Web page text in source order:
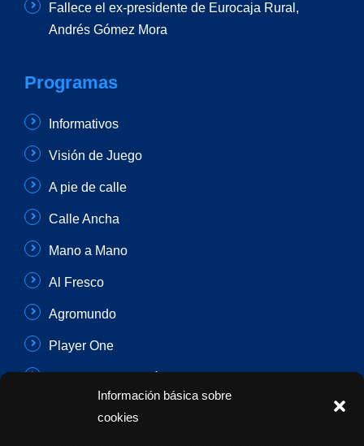
Información básica sobre
cookies
Fallece el ex-presidente de Eurocaja Rural,
Andrés Gómez Mora
Programas
Informativos
Visión de Juego
A pie de calle
Calle Ancha
Mano a Mano
Al Fresco
Agromundo
Player One